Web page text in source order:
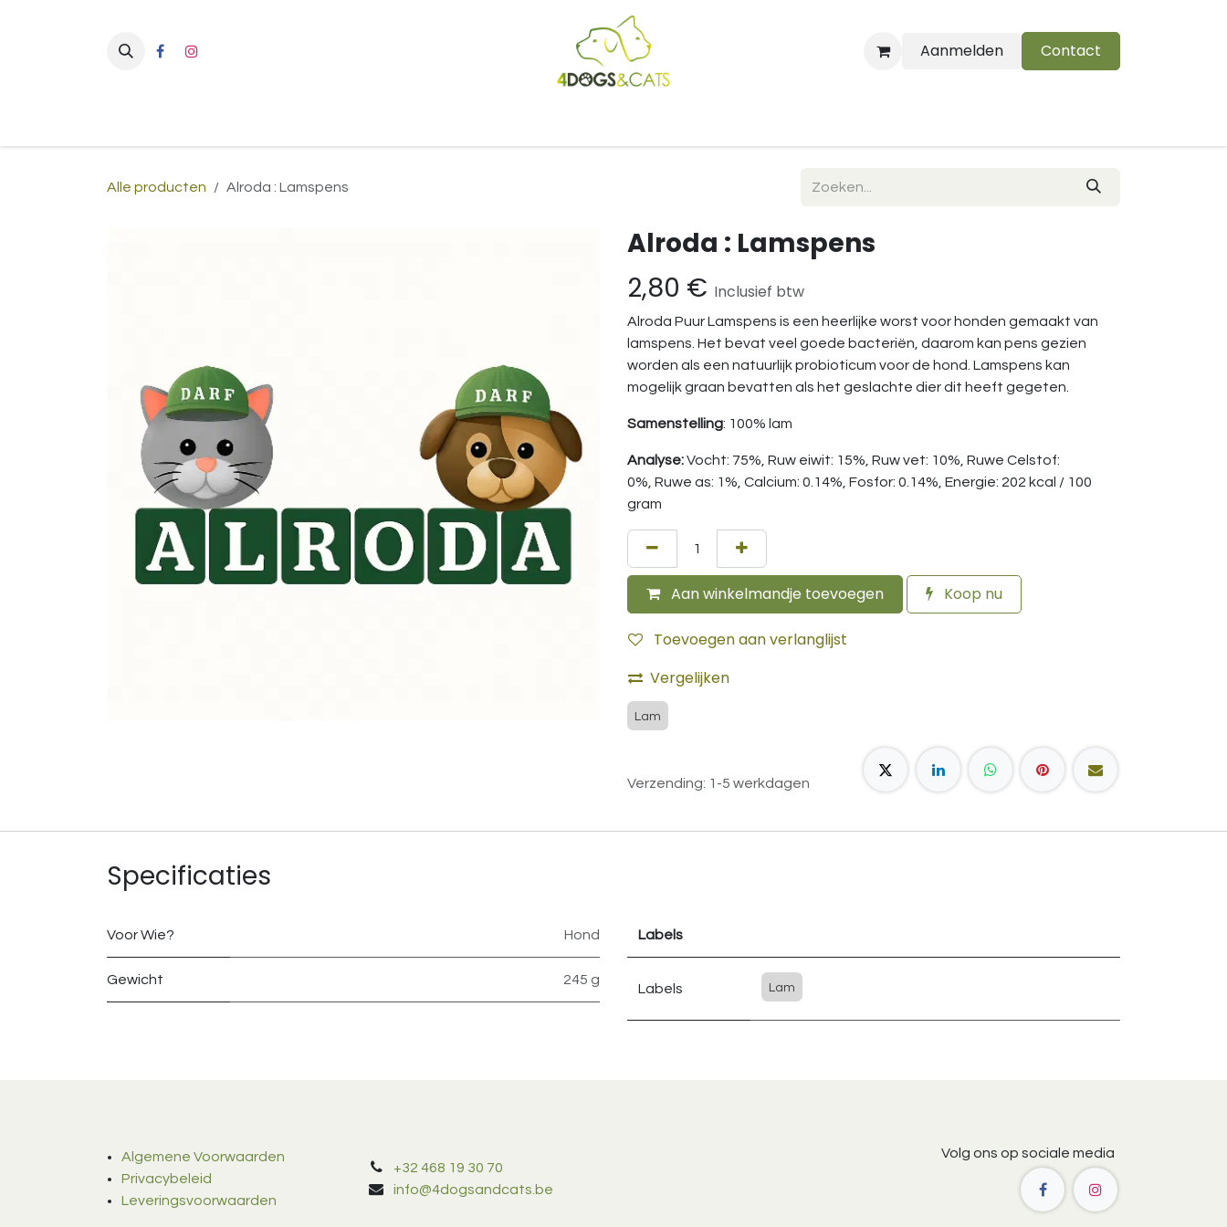
Aanmelden
Contact
Alle producten Alroda : Lamspens
Alroda : Lamspens
2,80 € Inclusief btw
Alroda Puur Lamspens is een heerlijke worst voor honden gemaakt van
lamspens. Het bevat veel goede bacteriën, daarom kan pens gezien
worden als een natuurlijk probioticum voor de hond. Lamspens kan
mogelijk graan bevatten als het geslachte dier dit heeft gegeten.
Samenstelling: 100% lam
Analyse:Vocht: 75%, Ruw eiwit: 15%, Ruw vet: 10%, Ruwe Celstof:
0%, Ruwe as: 1%, Calcium: 0.14%, Fosfor: 0.14%, Energie: 202 kcal / 100
gram
Aan winkelmandje toevoegen Koop nu
Toevoegen aan verlanglijst
Vergelijken
Lam
Verzending: 1-5 werkdagen
Specificaties
Voor Wie? Hond
Gewicht 245 g
Labels
Labels Lam
Algemene Voorwaarden
Privacybeleid
Leveringsvoorwaarden
+32 468 19 30 70
info@4dogsandcats.be
Volg ons op sociale media